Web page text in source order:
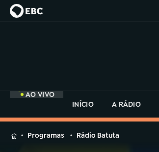
AO VIVO
INÍCIO
A RÁDIO
MENUProgramas Rádio Batuta